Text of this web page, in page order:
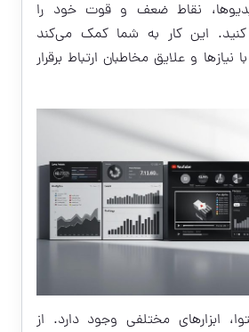
نقاط ضعف و قوت خود را
کنید. این کار به شما کمک می‌کند
و علایق مخاطبان ارتباط برقرار
ابزارهای مختلفی وجود دارد. از